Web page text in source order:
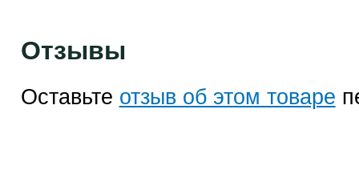
Отзывы
Оставьте отзыв об этом товаре